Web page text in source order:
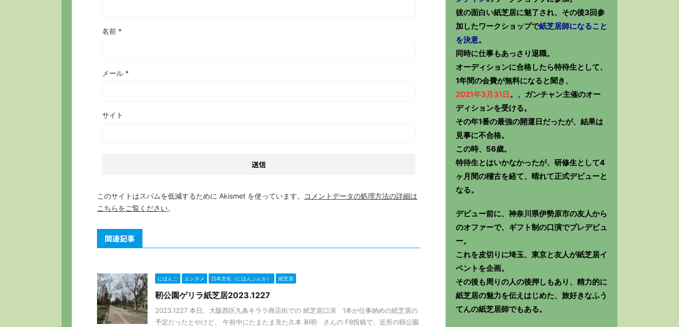
名前 *
メール *
サイト
このサイトはスパムを低減するために Akismet を使っています。
コメントデータの処理方法の詳細は
こちらをご覧ください。
関連記事
にほんご エンタメ 日本文化（にほんぶんか） 紙芝居
靭公園ゲリラ紙芝居2023.1227
2023.1227 本日、大阪西区九条キララ商店街での 紙芝居口演 1本が仕事納めの紙芝居の
予定だったとやけど、 午前中にたまたま見た久本 和明 さんの FB投稿で、近所の靱公園
彼の面白い紙芝居に魅了され、その後3回参
加したワークショップで紙芝居師になること
を決意。
同時に仕事もあっさり退職。
オーディションに合格したら特待生として、
1年間の会費が無料になると聞き、
2021年3月31日。 、ガンチャン主催のオー
ディションを受ける。
その年1番の最強の開運日だったが、結果は
見事に不合格。
この時、56歳。
特待生とはいかなかったが、研修生として4
ヶ月間の稽古を経て、晴れて正式デビューと
なる。
デビュー前に、神奈川県伊勢原市の友人から
のオファーで、ギフト制の口演でプレデビュ
ー。
これを皮切りに埼玉、東京と友人が紙芝居イ
ベントを企画。
その後も周りの人の後押しもあり、精力的に
紙芝居の魅力を伝えはじめた、旅好きなふう
てんの紙芝居師でもある。